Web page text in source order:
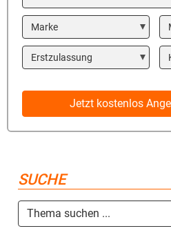
Marke
Year
Jetzt kostenlos
SUCHE